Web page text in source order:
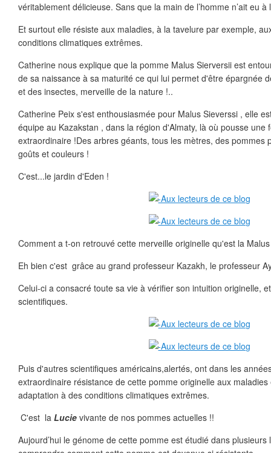
véritablement délicieuse. Sans que la main de l’homme n’ait eu à
Et surtout elle résiste aux maladies, à la tavelure par exemple,
conditions climatiques extrêmes.
Catherine nous explique que la pomme Malus Sierversii est
de sa naissance à sa maturité ce qui lui permet d'être épargnée
et des insectes, merveille de la nature !..
Catherine Peix s'est enthousiasmée pour Malus Sieverssi , elle
équipe au Kazakstan , dans la région d'Almaty, là où pousse une
extraordinaire !Des arbres géants, tous les mètres, des pommes
goûts et couleurs !
C'est...le jardin d'Eden !
Comment a t-on retrouvé cette merveille originelle qu'est la
Eh bien c'est grâce au grand professeur Kazakh, le professeur
Celui-ci a consacré toute sa vie à vérifier son intuition originelle,
scientifiques.
Puis d'autres scientifiques américains,alertés, ont dans les
extraordinaire résistance de cette pomme originelle aux
adaptation à des conditions climatiques extrêmes.
C'est la Lucie vivante de nos pommes actuelles !!
Aujourd’hui le génome de cette pomme est étudié dans plusieurs